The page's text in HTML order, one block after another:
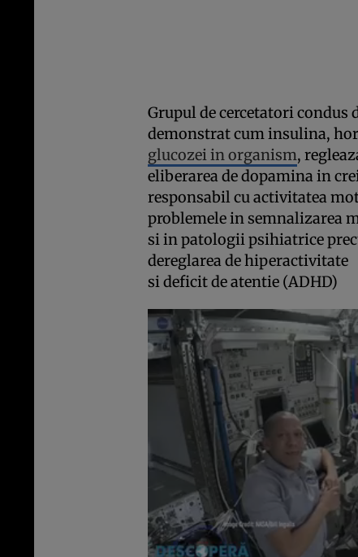
Grupul de cercetatori condus
demonstrat cum insulina,
glucozei in organism,
eliberarea de dopamina in
responsabil cu activitatea
problemele in semnalizarea
si in patologii psihiatrice
dereglarea de hiperactivitate
si deficit de atentie (ADHD)